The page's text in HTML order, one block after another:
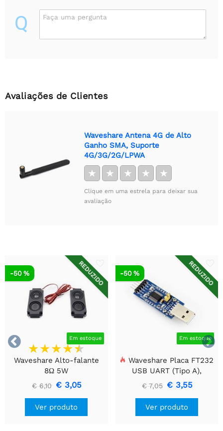
Q Faça uma pergunta
Avaliações de Clientes
Waveshare Antena 4G de Alto
Ganho SMA, Suporte
4G/3G/2G/LPWA
★ ★ ★ ★ ★
Clique em uma estrela para deixar sua
avaliação


REDUZIDO
Em estoque
-50 %
Waveshare Alto-falante
8Ω 5W
€ 6,10 € 3,05
Ver produto
REDUZIDO
Em estoque
-50 %
Waveshare Placa FT232
USB UART (Tipo A),
Módulo de Comunicação
USB Para TTL (UART)
€ 7,05 € 3,55
Ver produto